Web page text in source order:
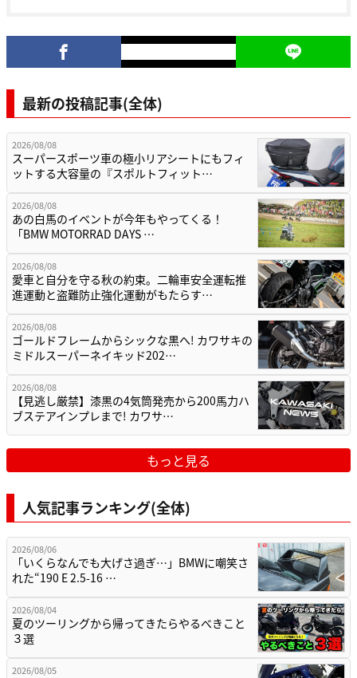
最新の投稿記事(全体)
2026/08/08
スーパースポーツ車の極小リアシートにもフィ
ットする大容量の『スポルトフィット…
2026/08/08
あの白馬のイベントが今年もやってくる！
「BMW MOTORRAD DAYS …
2026/08/08
愛車と自分を守る秋の約束。二輪車安全運転推
進運動と盗難防止強化運動がもたらす…
2026/08/08
ゴールドフレームからシックな黒へ! カワサキの
ミドルスーパーネイキッド202…
2026/08/08
【見逃し厳禁】漆黒の4気筒発売から200馬力ハ
ブステアインプレまで! カワサ…
もっと見る
人気記事ランキング(全体)
2026/08/06
「いくらなんでも大げさ過ぎ…」BMWに嘲笑さ
れた“190 E 2.5-16 …
2026/08/04
夏のツーリングから帰ってきたらやるべきこと
３選
2026/08/05